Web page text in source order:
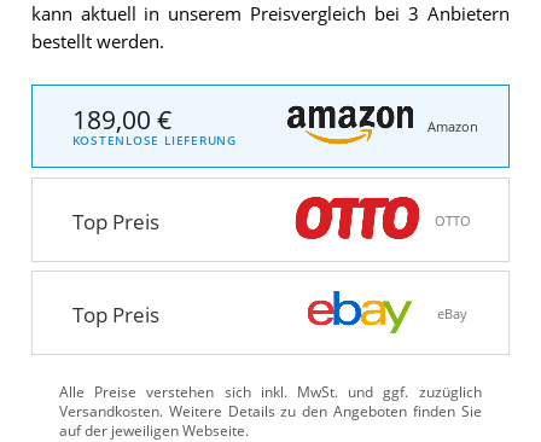
kann aktuell in unserem Preisvergleich bei 3 Anbietern
bestellt werden.
189,00 €
KOSTENLOSE LIEFERUNG
Amazon
Top Preis OTTO
Top Preis eBay
Alle Preise verstehen sich inkl. MwSt. und ggf. zuzüglich
Versandkosten. Weitere Details zu den Angeboten finden Sie
auf der jeweiligen Webseite.